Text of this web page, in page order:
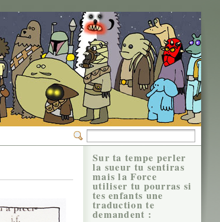
Sur ta tempe perler
la sueur tu sentiras
mais la Force
utiliser tu pourras si
tes enfants une
traduction te
demandent :